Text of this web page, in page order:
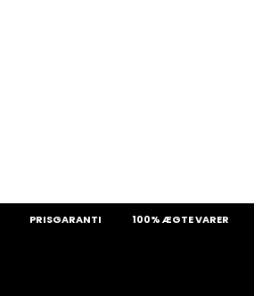
PRISGARANTI 100% ÆGTE VARER